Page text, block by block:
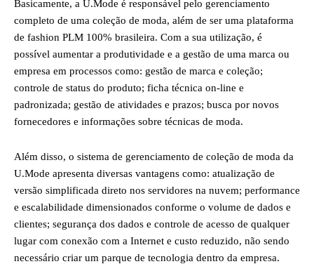
Basicamente, a U.Mode é responsável pelo gerenciamento
completo de uma coleção de moda, além de ser uma plataforma
de fashion PLM 100% brasileira. Com a sua utilização, é
possível aumentar a produtividade e a gestão de uma marca ou
empresa em processos como: gestão de marca e coleção;
controle de status do produto; ficha técnica on-line e
padronizada; gestão de atividades e prazos; busca por novos
fornecedores e informações sobre técnicas de moda.
Além disso, o sistema de gerenciamento de coleção de moda da
U.Mode apresenta diversas vantagens como: atualização de
versão simplificada direto nos servidores na nuvem; performance
e escalabilidade dimensionados conforme o volume de dados e
clientes; segurança dos dados e controle de acesso de qualquer
lugar com conexão com a Internet e custo reduzido, não sendo
necessário criar um parque de tecnologia dentro da empresa.